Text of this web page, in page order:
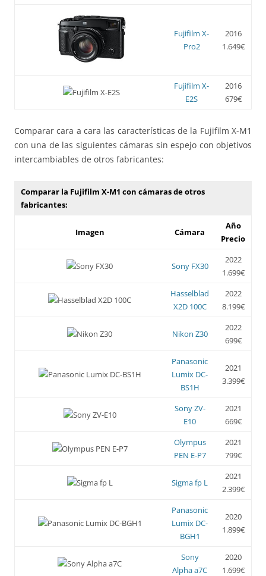
Fujifilm X-
Pro2
2016
1.649€
Fujifilm X-
E2S
2016
679€
Comparar cara a cara las características de la Fujifilm X-M1
con una de las siguientes cámaras sin espejo con objetivos
intercambiables de otros fabricantes:
Comparar la Fujifilm X-M1 con cámaras de otros
fabricantes:
Imagen Cámara
Año
Precio
Sony FX30
2022
1.699€
Hasselblad
X2D 100C
2022
8.199€
Nikon Z30
2022
699€
Panasonic
Lumix DC-
BS1H
2021
3.399€
Sony ZV-
E10
2021
669€
Olympus
PEN E-P7
2021
799€
Sigma fp L
2021
2.399€
Panasonic
Lumix DC-
BGH1
2020
1.899€
Sony
Alpha a7C
2020
1.699€